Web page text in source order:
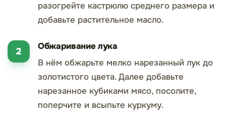
разогрейте кастрюлю среднего размера и
добавьте растительное масло.
Обжаривание лука
В нём обжарьте мелко нарезанный лук до
золотистого цвета. Далее добавьте
нарезанное кубиками мясо, посолите,
поперчите и всыпьте куркуму.